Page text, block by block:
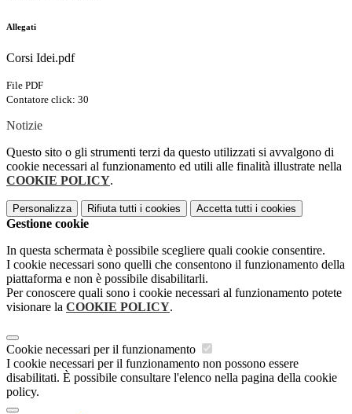
Allegati
Corsi Idei.pdf
File PDF
Contatore click: 30
Notizie
Questo sito o gli strumenti terzi da questo utilizzati si avvalgono di
cookie necessari al funzionamento ed utili alle finalità illustrate nella
COOKIE POLICY.
Personalizza Rifiuta tutti i cookies Accetta tutti i cookies
Gestione cookie
In questa schermata è possibile scegliere quali cookie consentire.
I cookie necessari sono quelli che consentono il funzionamento della
piattaforma e non è possibile disabilitarli.
Per conoscere quali sono i cookie necessari al funzionamento potete
visionare la COOKIE POLICY.
Cookie necessari per il funzionamento
I cookie necessari per il funzionamento non possono essere
disabilitati. È possibile consultare l'elenco nella pagina della cookie
policy.